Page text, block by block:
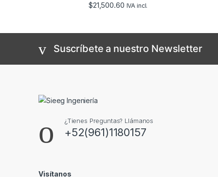
$21,500.60 IVA incl.
Suscríbete a nuestro Newsletter
¿Tienes Preguntas? Llámanos
+52(961)1180157
Visítanos